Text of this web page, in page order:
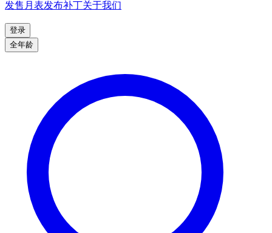
发售月表发布补丁关于我们
登录
全年龄